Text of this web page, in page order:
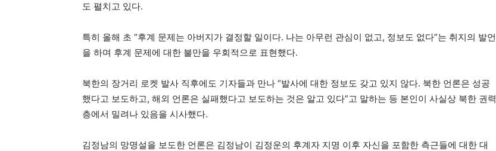
도 펼치고 있다.
특히 올해 초 “후계 문제는 아버지가 결정할 일이다. 나는 아무런 관심이 없고, 정보도 없다”는 취지의 발언
을 하며 후계 문제에 대한 불만을 우회적으로 표현했다.
북한의 장거리 로켓 발사 직후에도 기자들과 만나 “발사에 대한 정보도 갖고 있지 않다. 북한 언론은 성공
했다고 보도하고, 해외 언론은 실패했다고 보도하는 것은 알고 있다”고 말하는 등 본인이 사실상 북한 권력
층에서 밀려나 있음을 시사했다.
김정남의 망명설을 보도한 언론은 김정남이 김정운의 후계자 지명 이후 자신을 포함한 측근들에 대한 대